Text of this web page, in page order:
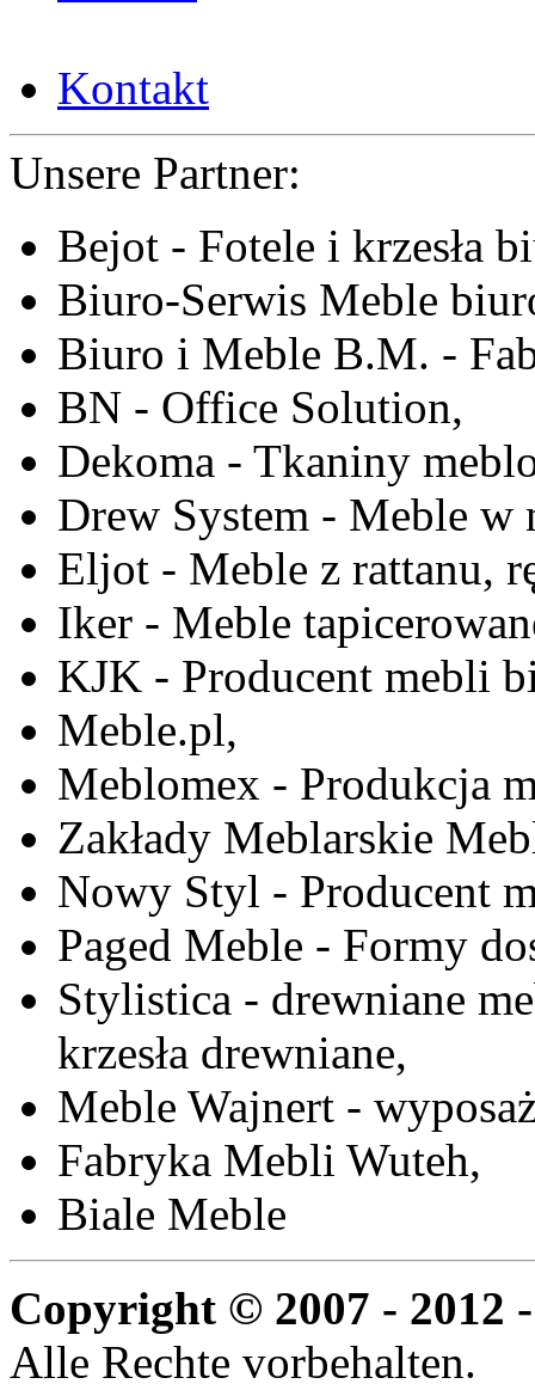
Kontakt
Unsere Partner:
Bejot - Fotele i krzesła
Biuro-Serwis Meble
Biuro i Meble B.M. -
BN - Office Solution,
Dekoma - Tkaniny
Drew System - Meble w
Eljot - Meble z rattanu,
Iker - Meble
KJK - Producent mebli
Meble.pl,
Meblomex - Produkcja
Zakłady Meblarskie
Nowy Styl - Producent
Paged Meble - Formy
Stylistica - drewniane
krzesła drewniane,
Meble Wajnert -
Fabryka Mebli Wuteh,
Biale Meble
Copyright © 2007 - 2012
Alle Rechte vorbehalten.